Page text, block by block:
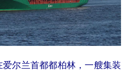
河北 山西
上海 江苏
福建 江西
湖北 湖南
爱尔兰首都都柏林，一艘集装